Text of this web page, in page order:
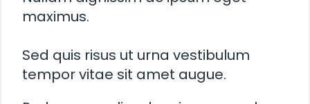
maximus.
Sed quis risus ut urna vestibulum
tempor vitae sit amet augue.